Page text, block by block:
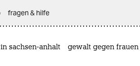
fragen & hilfe
sachsen-anhalt gewalt gegen frauen